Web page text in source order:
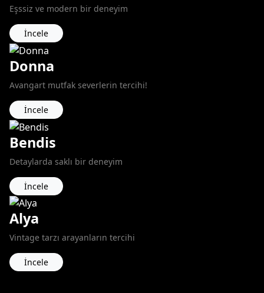
Eşssiz ve modern bir deneyim
İncele
Donna
Avangart mutfak severlerin tercihi!
İncele
Bendis
Detaylarda saklı bir deneyim
İncele
Alya
Vintage tarzı arayanların tercihi
İncele